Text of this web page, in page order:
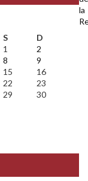
S
D
1
2
8
9
15
16
22
23
29
30